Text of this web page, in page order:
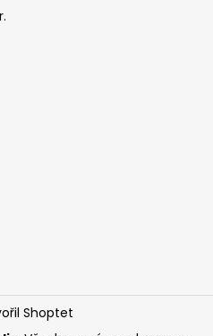
Shoptet